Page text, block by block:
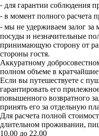
⁃ для гарантии соблюдения
⁃ в момент полного расчета
⁃ мы не удерживаем залог
посуды и незначительные
принимающую сторону от
стороны гостя.
Аккуратному
полном объеме в
Если вы путешествуете с
гарантировать его
повышенного возвратного
принять его за отдельную
Для расчета полной
длительном проживании,
10.00 до 22.00